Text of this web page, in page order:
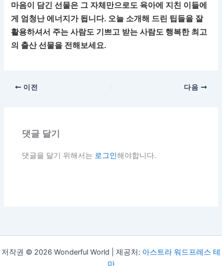
마음이 담긴 선물은 그 자체만으로도 육아에 지친 이들에
게 엄청난 에너지가 됩니다. 오늘 소개해 드린 팁들을 잘
활용하셔서 주는 사람도 기쁘고 받는 사람도 행복한 최고
의 출산 선물을 전해보세요.
이전 다음
댓글 달기
댓글을 달기 위해서는 로그인해야합니다.
저작권 © 2026 Wonderful World | 제공처: 아스트라 워드프레스 테
마